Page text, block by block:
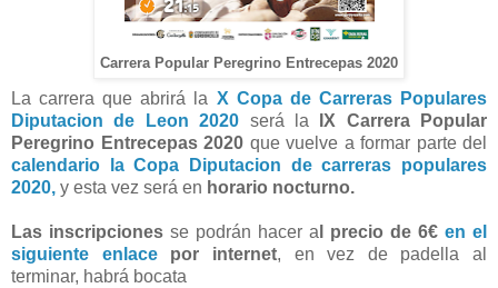
Carrera Popular Peregrino Entrecepas 2020
La carrera que abrirá la X Copa de Carreras Populares
Diputacion de Leon 2020 será la
IX Carrera Popular
Peregrino Entrecepas 2020 que vuelve a formar parte del
calendario la Copa Diputacion de carreras populares
2020, y esta vez será en horario nocturno.
Las inscripciones se podrán hacer a l precio de 6€ en el
siguiente enlacepor internet, en vez de padella al
terminar, habrá bocata